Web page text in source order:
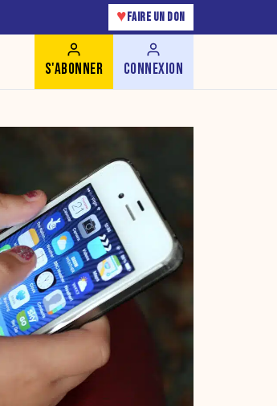
♥ FAIRE UN DON
S'ABONNER CONNEXION